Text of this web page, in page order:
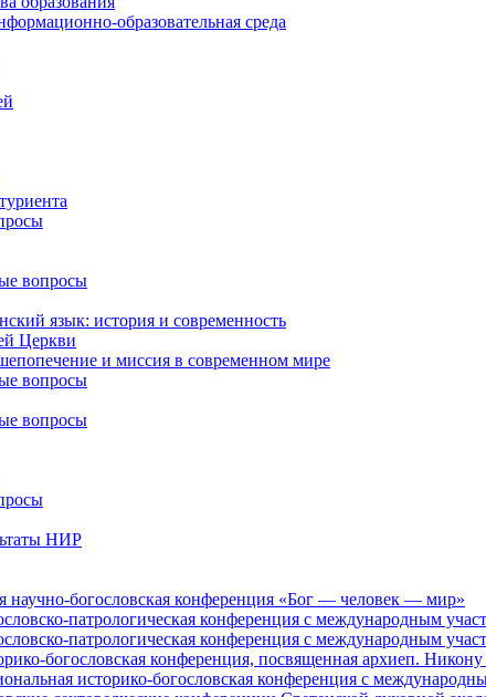
образовательная среда
вопросы
язык: история и современность
Церкви
и миссия в современном мире
вопросы
вопросы
НИР
научно-богословская конференция «Бог — человек — мир»
патрологическая конференция с международным
патрологическая конференция с международным
богословская конференция, посвященная архиеп.
историко-богословская конференция с